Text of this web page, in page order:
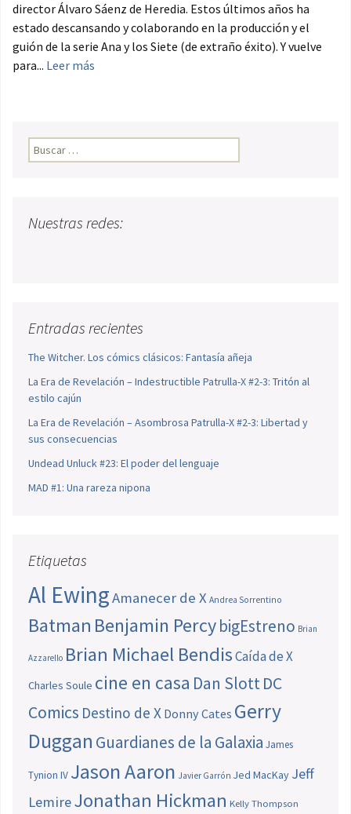
director Álvaro Sáenz de Heredia. Estos últimos años ha
estado descansando y colaborando en la producción y el
guión de la serie Ana y los Siete (de extraño éxito). Y vuelve
para... Leer más
Buscar:
Nuestras redes:
Entradas recientes
The Witcher. Los cómics clásicos: Fantasía añeja
La Era de Revelación – Indestructible Patrulla-X #2-3: Tritón al
estilo cajún
La Era de Revelación – Asombrosa Patrulla-X #2-3: Libertad y
sus consecuencias
Undead Unluck #23: El poder del lenguaje
MAD #1: Una rareza nipona
Etiquetas
Al EwingAmanecer de X Andrea Sorrentino
Batman Benjamin PercybigEstreno Brian
Azzarello Brian Michael BendisCaída de X
Charles Soule cine en casa Dan SlottDC
Comics Destino de X Donny Cates Gerry
Duggan Guardianes de la Galaxia James
Tynion IV Jason Aaron Javier Garrón Jed MacKay Jeff
LemireJonathan Hickman Kelly Thompson